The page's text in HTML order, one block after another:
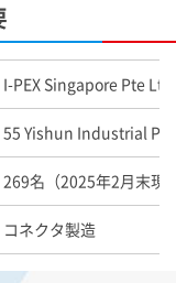
I-PEX Singapore Pte Ltd
55 Yishun Industrial
269名（2025年2月末現
コネクタ製造